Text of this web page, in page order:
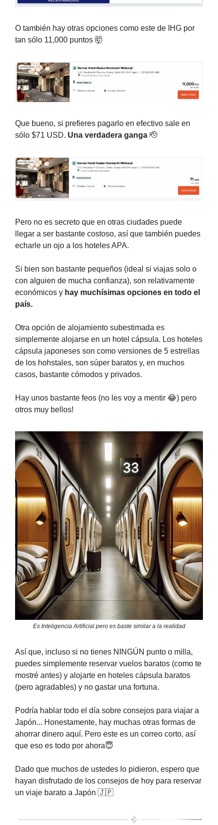
O también hay otras opciones como este de IHG por
tan sólo 11,000 puntos 🤯
Que bueno, si prefieres pagarlo en efectivo sale en
sólo $71 USD. Una verdadera ganga 🫡
Pero no es secreto que en otras ciudades puede
llegar a ser bastante costoso, así que también puedes
echarle un ojo a los hoteles APA.
Si bien son bastante pequeños (ideal si viajas solo o
con alguien de mucha confianza), son relativamente
económicos y hay muchísimas opciones en todo el
país.
Otra opción de alojamiento subestimada es
simplemente alojarse en un hotel cápsula. Los hoteles
cápsula japoneses son como versiones de 5 estrellas
de los hohstales, son súper baratos y, en muchos
casos, bastante cómodos y privados.
Hay unos bastante feos (no les voy a mentir 😂) pero
otros muy bellos!
Es Inteligencia Artificial pero es baste similar a la realidad
Así que, incluso si no tienes NINGÚN punto o milla,
puedes simplemente reservar vuelos baratos (como te
mostré antes) y alojarte en hoteles cápsula baratos
(pero agradables) y no gastar una fortuna.
Podría hablar todo el día sobre consejos para viajar a
Japón... Honestamente, hay muchas otras formas de
ahorrar dinero aquí. Pero este es un correo corto, así
que eso es todo por ahora😇
Dado que muchos de ustedes lo pidieron, espero que
hayan disfrutado de los consejos de hoy para reservar
un viaje barato a Japón 🇯🇵